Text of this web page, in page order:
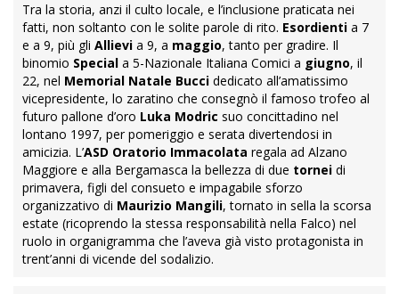
Tra la storia, anzi il culto locale, e l’inclusione praticata nei
fatti, non soltanto con le solite parole di rito. Esordienti a 7
e a 9, più gli Allievi a 9, a maggio, tanto per gradire. Il
binomio Special a 5-Nazionale Italiana Comici a giugno, il
22, nel Memorial Natale Bucci dedicato all’amatissimo
vicepresidente, lo zaratino che consegnò il famoso trofeo al
futuro pallone d’oro Luka Modric suo concittadino nel
lontano 1997, per pomeriggio e serata divertendosi in
amicizia. L’ASD Oratorio Immacolata regala ad Alzano
Maggiore e alla Bergamasca la bellezza di due tornei di
primavera, figli del consueto e impagabile sforzo
organizzativo di Maurizio Mangili, tornato in sella la scorsa
estate (ricoprendo la stessa responsabilità nella Falco) nel
ruolo in organigramma che l’aveva già visto protagonista in
trent’anni di vicende del sodalizio.